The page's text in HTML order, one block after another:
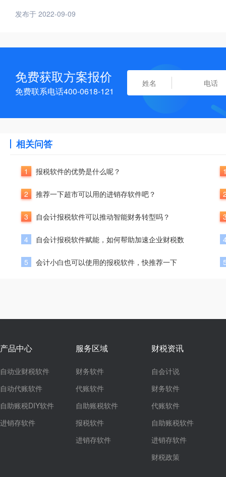
发布于 2022-09-09
免费获取方案报价
免费联系电话400-0618-121
相关问答
1 报税软件的优势是什么呢？
2 推荐一下超市可以用的进销存软件吧？
3 自会计报税软件可以推动智能财务转型吗？
4 自会计报税软件赋能，如何帮助加速企业财税数
5 会计小白也可以使用的报税软件，快推荐一下
产品中心
自动业财税软件
自动代账软件
自助账税DIY软件
进销存软件
服务区域
财务软件
代账软件
自助账税软件
报税软件
进销存软件
财税资讯
自会计说
财务软件
代账软件
自助账税软件
进销存软件
财税政策